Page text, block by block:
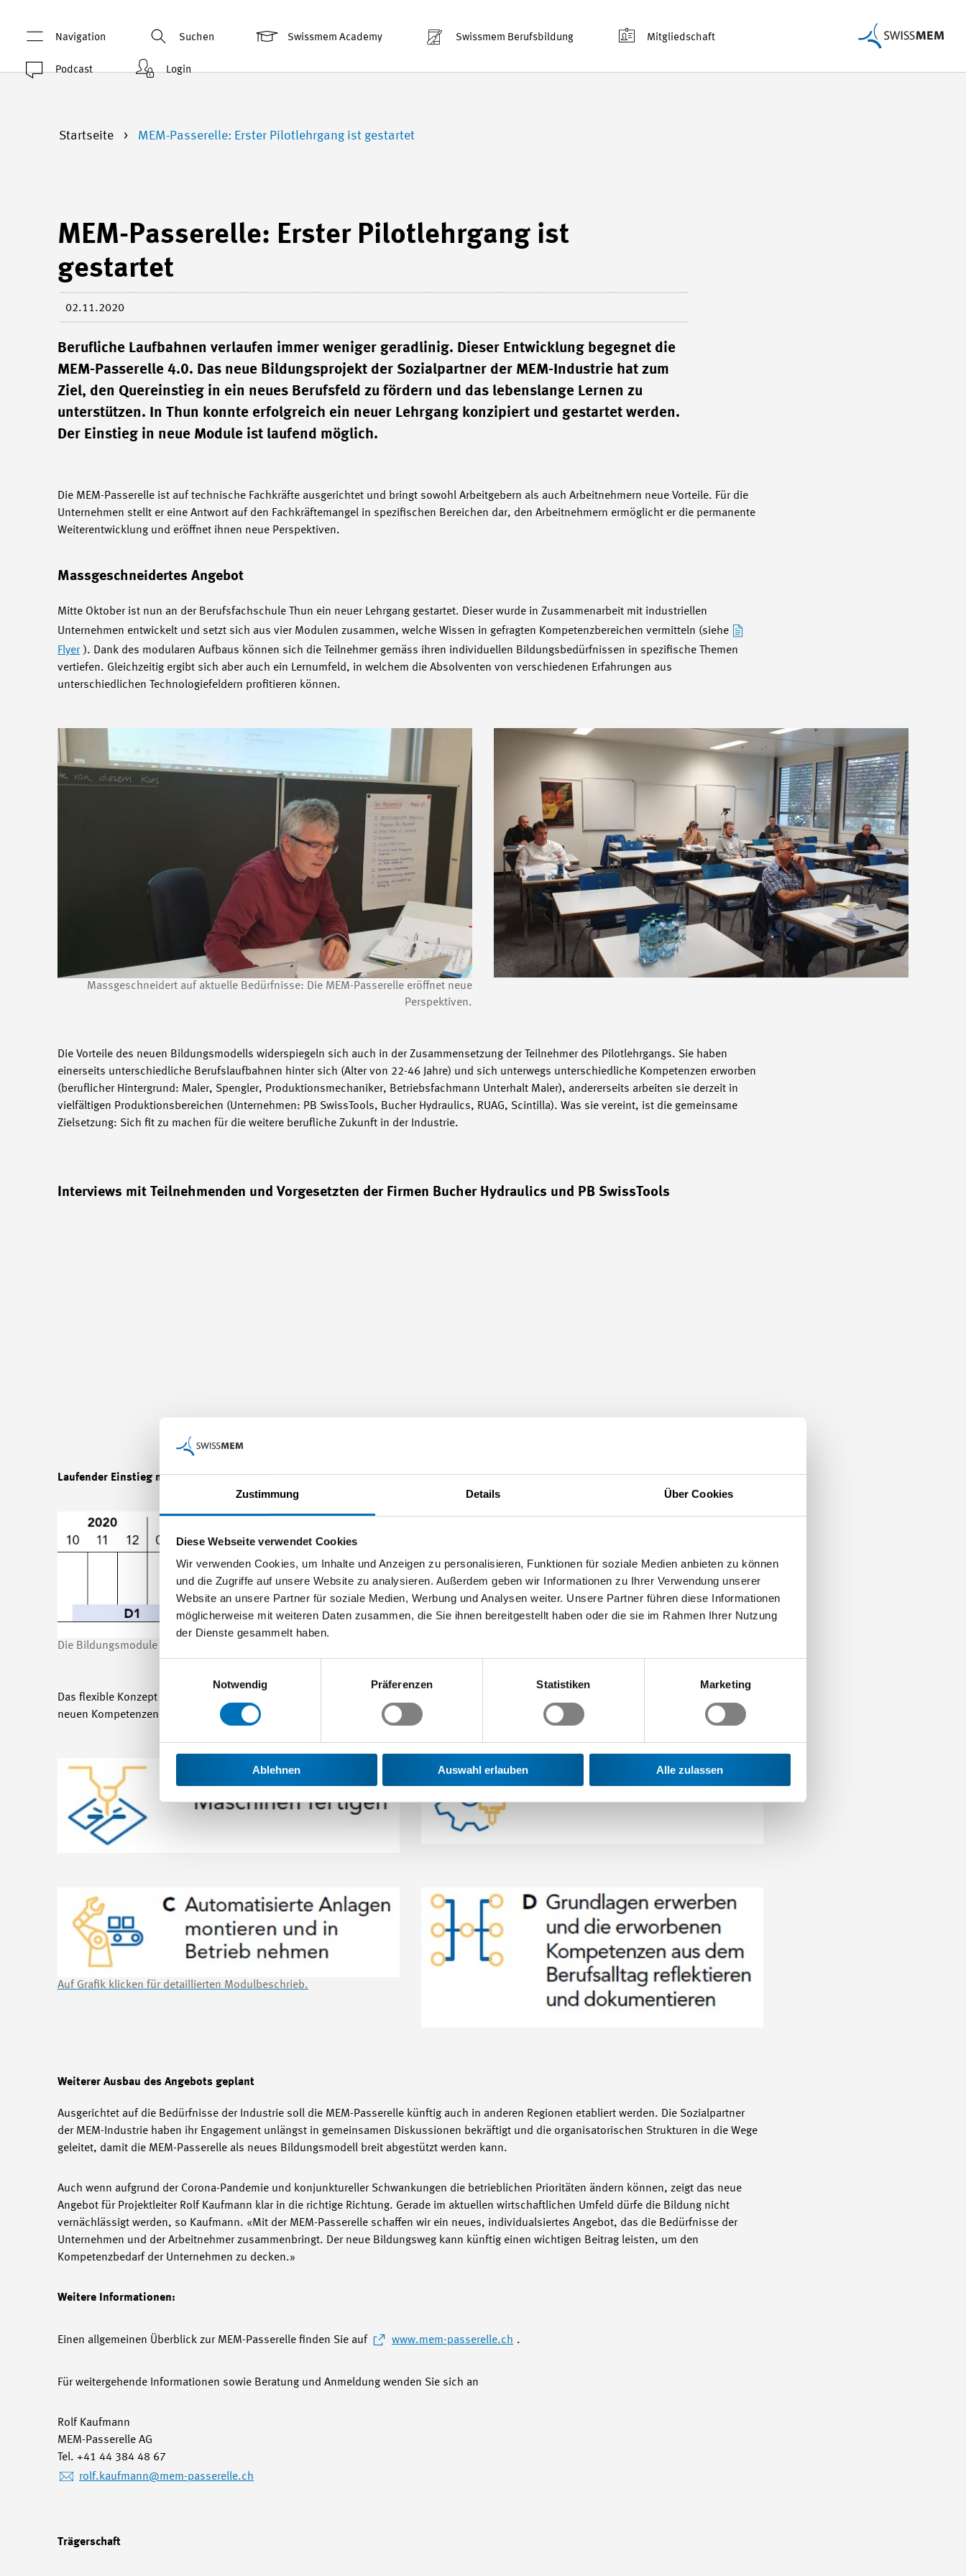
Zustimmung Details Über Cookies
Diese Webseite verwendet Cookies
Wir verwenden Cookies, um Inhalte und Anzeigen zu personalisieren, Funktionen für soziale Medien anbieten zu können
und die Zugriffe auf unsere Website zu analysieren. Außerdem geben wir Informationen zu Ihrer Verwendung unserer
Website an unsere Partner für soziale Medien, Werbung und Analysen weiter. Unsere Partner führen diese Informationen
möglicherweise mit weiteren Daten zusammen, die Sie ihnen bereitgestellt haben oder die sie im Rahmen Ihrer Nutzung
der Dienste gesammelt haben.
Notwendig
Präferenzen Statistiken Marketing
Ablehnen Auswahl erlauben Alle zulassen
Navigation Suchen Swissmem Academy Swissmem Berufsbildung Mitgliedschaft
Podcast Login
Startseite MEM-Passerelle: Erster Pilotlehrgang ist gestartet
MEM-Passerelle: Erster Pilotlehrgang ist
gestartet
02.11.2020
Berufliche Laufbahnen verlaufen immer weniger geradlinig. Dieser Entwicklung begegnet die
MEM-Passerelle 4.0. Das neue Bildungsprojekt der Sozialpartner der MEM-Industrie hat zum
Ziel, den Quereinstieg in ein neues Berufsfeld zu fördern und das lebenslange Lernen zu
unterstützen. In Thun konnte erfolgreich ein neuer Lehrgang konzipiert und gestartet werden.
Der Einstieg in neue Module ist laufend möglich.
Die MEM-Passerelle ist auf technische Fachkräfte ausgerichtet und bringt sowohl Arbeitgebern als auch Arbeitnehmern neue Vorteile. Für die
Unternehmen stellt er eine Antwort auf den Fachkräftemangel in spezifischen Bereichen dar, den Arbeitnehmern ermöglicht er die permanente
Weiterentwicklung und eröffnet ihnen neue Perspektiven.
Massgeschneidertes Angebot
Mitte Oktober ist nun an der Berufsfachschule Thun ein neuer Lehrgang gestartet. Dieser wurde in Zusammenarbeit mit industriellen
Unternehmen entwickelt und setzt sich aus vier Modulen zusammen, welche Wissen in gefragten Kompetenzbereichen vermitteln (siehe
Flyer ). Dank des modularen Aufbaus können sich die Teilnehmer gemäss ihren individuellen Bildungsbedürfnissen in spezifische Themen
vertiefen. Gleichzeitig ergibt sich aber auch ein Lernumfeld, in welchem die Absolventen von verschiedenen Erfahrungen aus
unterschiedlichen Technologiefeldern profitieren können.
Massgeschneidert auf aktuelle Bedürfnisse: Die MEM-Passerelle eröffnet neue
Perspektiven.
Die Vorteile des neuen Bildungsmodells widerspiegeln sich auch in der Zusammensetzung der Teilnehmer des Pilotlehrgangs. Sie haben
einerseits unterschiedliche Berufslaufbahnen hinter sich (Alter von 22-46 Jahre) und sich unterwegs unterschiedliche Kompetenzen erworben
(beruflicher Hintergrund: Maler, Spengler, Produktionsmechaniker, Betriebsfachmann Unterhalt Maler), andererseits arbeiten sie derzeit in
vielfältigen Produktionsbereichen (Unternehmen: PB SwissTools, Bucher Hydraulics, RUAG, Scintilla). Was sie vereint, ist die gemeinsame
Zielsetzung: Sich fit zu machen für die weitere berufliche Zukunft in der Industrie.
Interviews mit Teilnehmenden und Vorgesetzten der Firmen Bucher Hydraulics und PB SwissTools
Laufender Einstieg möglich
Die Bildungsmodule sind aufeinander abgestimmt, ermöglichen aber auch eine individuelle Planung.
Das flexible Konzept der MEM-Passerelle erlaubt es, zu unterschiedlichen Zeitpunkten in die Ausbildung einzusteigen und sich fortlaufend die
neuen Kompetenzen zu erwerben. Die Module sind nach den folgenden Wissensgebieten gegliedert.
Auf Grafik klicken für detaillierten Modulbeschrieb.
Weiterer Ausbau des Angebots geplant
Ausgerichtet auf die Bedürfnisse der Industrie soll die MEM-Passerelle künftig auch in anderen Regionen etabliert werden. Die Sozialpartner
der MEM-Industrie haben ihr Engagement unlängst in gemeinsamen Diskussionen bekräftigt und die organisatorischen Strukturen in die Wege
geleitet, damit die MEM-Passerelle als neues Bildungsmodell breit abgestützt werden kann.
Auch wenn aufgrund der Corona-Pandemie und konjunktureller Schwankungen die betrieblichen Prioritäten ändern können, zeigt das neue
Angebot für Projektleiter Rolf Kaufmann klar in die richtige Richtung. Gerade im aktuellen wirtschaftlichen Umfeld dürfe die Bildung nicht
vernächlässigt werden, so Kaufmann. «Mit der MEM-Passerelle schaffen wir ein neues, individualsiertes Angebot, das die Bedürfnisse der
Unternehmen und der Arbeitnehmer zusammenbringt. Der neue Bildungsweg kann künftig einen wichtigen Beitrag leisten, um den
Kompetenzbedarf der Unternehmen zu decken.»
Weitere Informationen:
Einen allgemeinen Überblick zur MEM-Passerelle finden Sie auf www.mem-passerelle.ch .
Für weitergehende Informationen sowie Beratung und Anmeldung wenden Sie sich an
Rolf Kaufmann
MEM-Passerelle AG
Tel. +41 44 384 48 67
rolf.kaufmann@mem-passerelle.ch
Trägerschaft